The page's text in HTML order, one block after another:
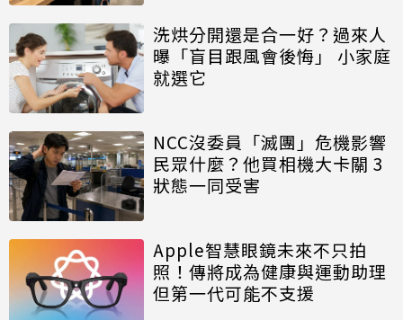
洗烘分開還是合一好？過來人
曝「盲目跟風會後悔」 小家庭
就選它
NCC沒委員「滅團」危機影響
民眾什麼？他買相機大卡關 3
狀態一同受害
Apple智慧眼鏡未來不只拍
照！傳將成為健康與運動助理
但第一代可能不支援